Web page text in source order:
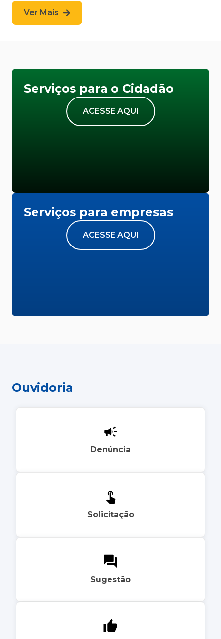
Ver Mais
Serviços para o Cidadão
ACESSE AQUI
Serviços para empresas
ACESSE AQUI
Ouvidoria
Denúncia
Solicitação
Sugestão